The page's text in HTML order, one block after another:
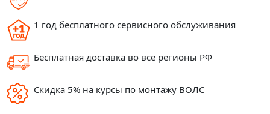
1 год бесплатного сервисного обслуживания
Бесплатная доставка во все регионы РФ
Скидка 5% на курсы по монтажу ВОЛС